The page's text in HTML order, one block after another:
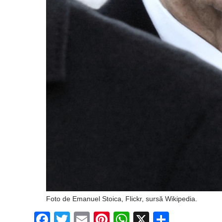
Foto de Emanuel Stoica, Flickr, sursă Wikipedia.